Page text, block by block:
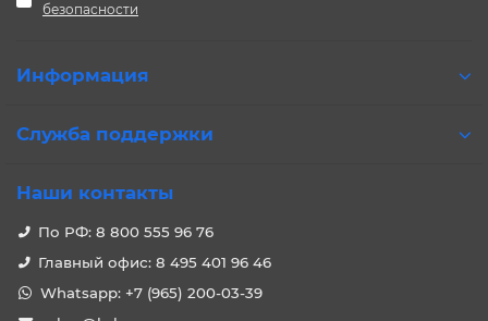
безопасности
Информация
Служба поддержки
Наши контакты
По РФ: 8 800 555 96 76
Главный офис: 8 495 401 96 46
Whatsapp: +7 (965) 200-03-39